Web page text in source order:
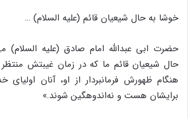
خوشا به حال شیعیان قائم (علیه السلام) …
حضرت ابی عبدالله امام صادق (علیه السلام)
حال شیعیان قائم ما که در زمان غیبتش
هنگام ظهورش فرمانبردار از او، آنان
برایشان هست و نه‌اندوهگین شوند.»